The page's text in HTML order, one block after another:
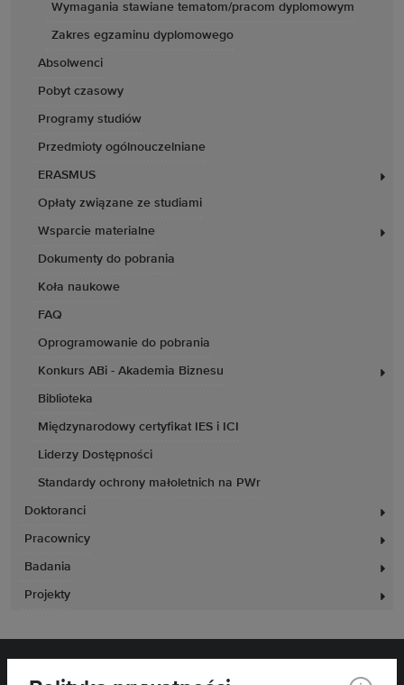
Wymagania stawiane tematom/pracom dyplomowym
Zakres egzaminu dyplomowego
Absolwenci
Pobyt czasowy
Programy studiów
Przedmioty ogólnouczelniane
ERASMUS
Opłaty związane ze studiami
Wsparcie materialne
Dokumenty do pobrania
Koła naukowe
FAQ
Oprogramowanie do pobrania
Konkurs ABi - Akademia Biznesu
Biblioteka
Międzynarodowy certyfikat IES i ICI
Liderzy Dostępności
Standardy ochrony małoletnich na PWr
Doktoranci
Pracownicy
Badania
Projekty